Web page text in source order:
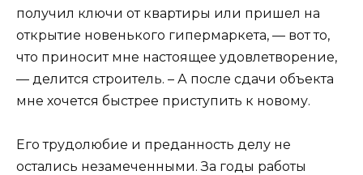
получил ключи от квартиры или пришел на
открытие новенького гипермаркета, — вот то,
что приносит мне настоящее удовлетворение,
— делится строитель. – А после сдачи объекта
мне хочется быстрее приступить к новому.
Его трудолюбие и преданность делу не
остались незамеченными. За годы работы